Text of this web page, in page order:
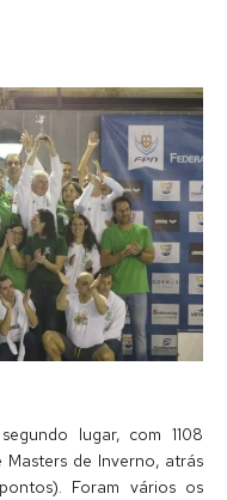
lugar, com 1108
de Inverno, atrás
Foram vários os